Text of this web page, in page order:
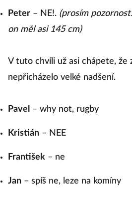
Peter – NE!. (prosím
on měl asi 145 cm)
V tuto chvíli už asi chápete, že
nepřicházelo velké nadšení.
Pavel – why not, rugby
Kristián – NEE
František – ne
Jan – spíš ne, leze na komíny